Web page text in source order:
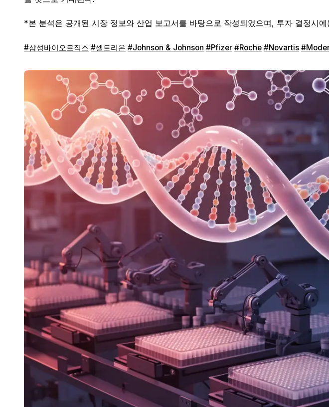
*본 분석은 공개된 시장 정보와 산업 보고서를 바탕으로 작성되었으며, 투자 결정시
#삼성바이오로직스 #셀트리온 #Johnson & Johnson #Pfizer #Roche #Novartis